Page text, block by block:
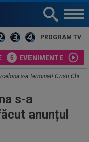
PROGRAM TV
EVENIMENTE
s-a terminat! Cristi Chivu a făcut anunțul
s-a
anunțul